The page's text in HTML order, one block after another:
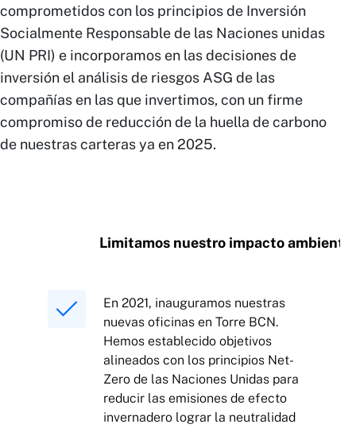
comprometidos con los principios de Inversión
Socialmente Responsable de las Naciones unidas
(UN PRI) e incorporamos en las decisiones de
inversión el análisis de riesgos ASG de las
compañías en las que invertimos, con un firme
compromiso de reducción de la huella de carbono
de nuestras carteras ya en 2025.
Limitamos nuestro impacto ambiental
En 2021, inauguramos nuestras
nuevas oficinas en Torre BCN.
Hemos establecido objetivos
alineados con los principios Net-
Zero de las Naciones Unidas para
reducir las emisiones de efecto
invernadero lograr la neutralidad